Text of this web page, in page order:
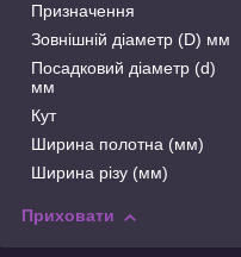
Призначення
Зовнішній діаметр (D) мм
Посадковий діаметр (d)
мм
Кут
Ширина полотна (мм)
Ширина різу (мм)
Приховати